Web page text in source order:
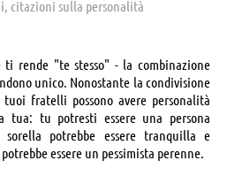
citazioni sulla personalità
rende "te stesso" - la combinazione
unico. Nonostante la condivisione
fratelli possono avere personalità
tua: tu potresti essere una persona
potrebbe essere tranquilla e
essere un pessimista perenne.